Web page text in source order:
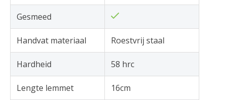
Gesmeed
Handvat materiaal Roestvrij staal
Hardheid 58 hrc
Lengte lemmet 16cm